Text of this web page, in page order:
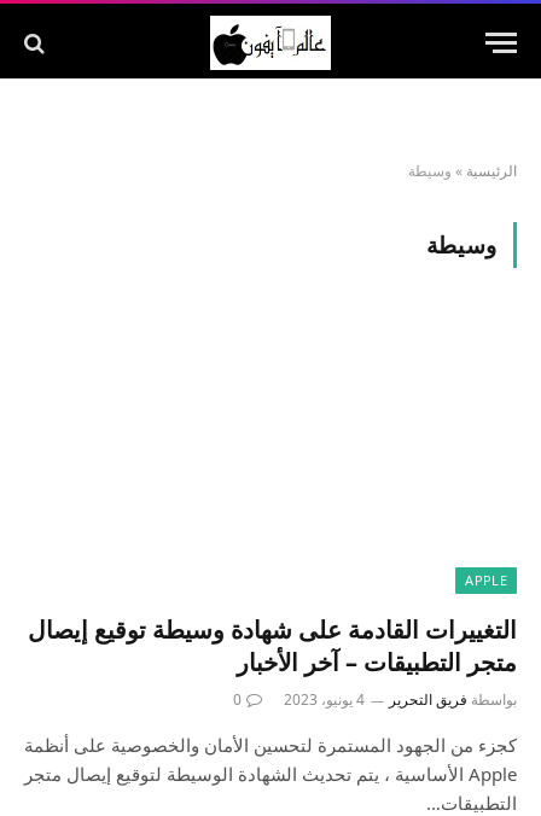
الرئيسية » وسيطة
وسيطة
APPLE
التغييرات القادمة على شهادة وسيطة توقيع إيصال
متجر التطبيقات – آخر الأخبار
بواسطة فريق التحرير 4 يونيو، 2023 0
كجزء من الجهود المستمرة لتحسين الأمان والخصوصية على أنظمة
Apple الأساسية ، يتم تحديث الشهادة الوسيطة لتوقيع إيصال متجر
التطبيقات…